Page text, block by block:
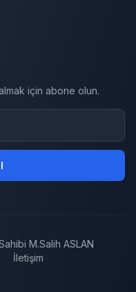
için abone olun.
M.Salih ASLAN
İletişim